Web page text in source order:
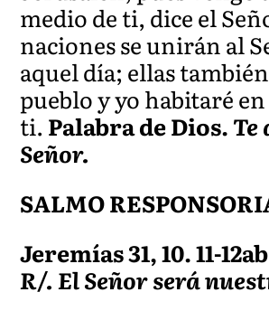
medio de ti, dice el
naciones se unirán al
aquel día; ellas
pueblo y yo habitaré
ti. Palabra de Dios.Te
Señor.
SALMO
Jeremías 31, 10. 11-
R/. El Señor será